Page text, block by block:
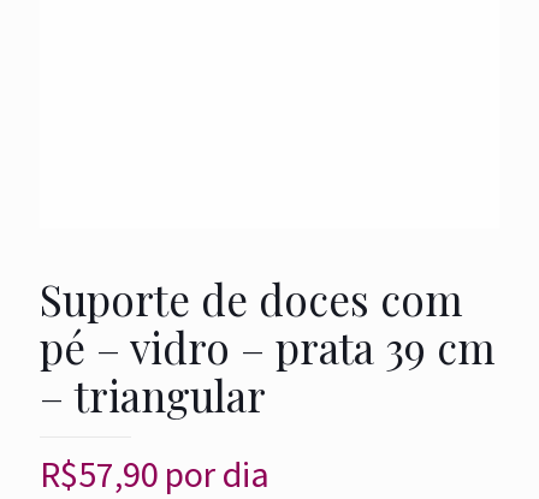
Suporte de doces com
pé – vidro – prata 39 cm
– triangular
R$57,90 por dia